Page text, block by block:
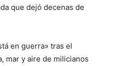
que dejó decenas de
en guerra» tras el
mar y aire de milicianos